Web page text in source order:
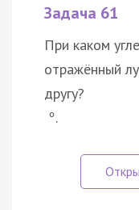
Задача 61
При каком
отражённый
другу?
°.